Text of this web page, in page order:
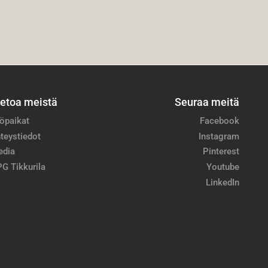
meistä
Tikkurila
Seuraa meitä
Facebook
Instagram
Pinterest
Youtube
LinkedIn